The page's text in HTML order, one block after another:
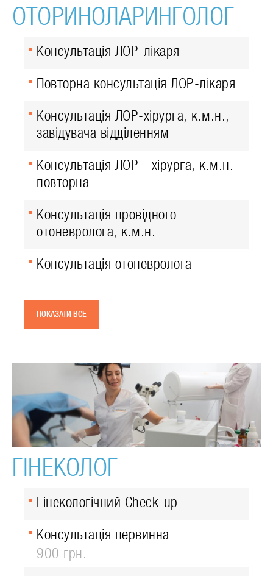
ОТОРИНОЛАРИНГОЛОГ
Консультація ЛОР-лікаря
Повторна консультація ЛОР-лікаря
Консультація ЛОР-хірурга, к.м.н.,
завідувача відділенням
Консультація ЛОР - хірурга, к.м.н.
повторна
Консультація провідного
отоневролога, к.м.н.
Консультація отоневролога
ПОКАЗАТИ ВСЕ
ГІНЕКОЛОГ
Гінекологічний Check-up
Консультація первинна
900 грн.